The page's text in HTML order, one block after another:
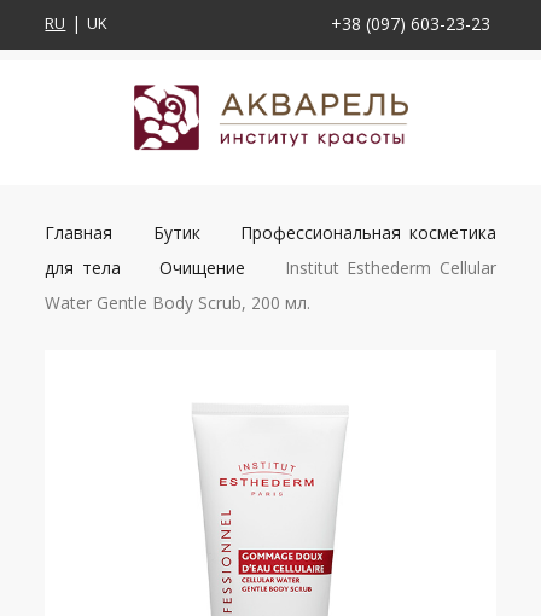
RU UK +38 (097) 603-23-23
Главная Бутик
Профессиональная косметика
для тела
Очищение
Institut Esthederm Cellular
Water Gentle Body Scrub, 200 мл.